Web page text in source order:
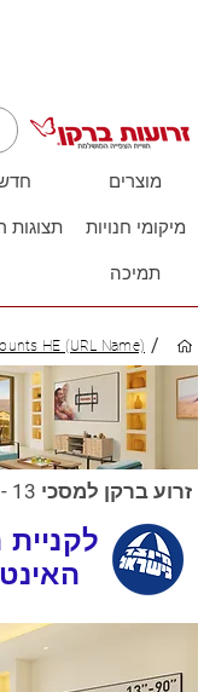
מוצרים
תצוגות מיקומי חנויות
תמיכה
/
HE (URL Name)
זרוע ברקן למסכי 13 - 90 אינץ', קבועה